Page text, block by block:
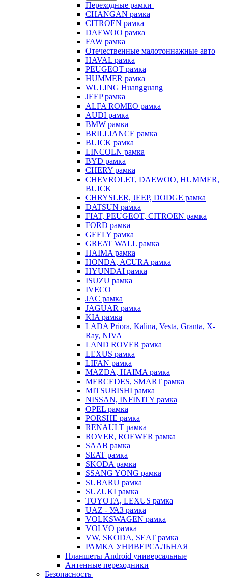
Переходные рамки
CHANGAN рамка
CITROEN рамка
DAEWOO рамка
FAW рамка
Отечественные малотоннажные авто
HAVAL рамка
PEUGEOT рамка
HUMMER рамка
WULING Huangguang
JEEP рамка
ALFA ROMEO рамка
AUDI рамка
BMW рамка
BRILLIANCE рамка
BUICK рамка
LINCOLN рамка
BYD рамка
CHERY рамка
CHEVROLET, DAEWOO, HUMMER,
BUICK
CHRYSLER, JEEP, DODGE рамка
DATSUN рамка
FIAT, PEUGEOT, CITROEN рамка
FORD рамка
GEELY рамка
GREAT WALL рамка
HAIMA рамка
HONDA, ACURA рамка
HYUNDAI рамка
ISUZU рамка
IVECO
JAC рамка
JAGUAR рамка
KIA рамка
LADA Priora, Kalina, Vesta, Granta, X-
Ray, NIVA
LAND ROVER рамка
LEXUS рамка
LIFAN рамка
MAZDA, HAIMA рамка
MERCEDES, SMART рамка
MITSUBISHI рамка
NISSAN, INFINITY рамка
OPEL рамка
PORSHE рамка
RENAULT рамка
ROVER, ROEWER рамка
SAAB рамка
SEAT рамка
SKODA рамка
SSANG YONG рамка
SUBARU рамка
SUZUKI рамка
TOYOTA, LEXUS рамка
UAZ - УАЗ рамка
VOLKSWAGEN рамка
VOLVO рамка
VW, SKODA, SEAT рамка
РАМКА УНИВЕРСАЛЬНАЯ
Планшеты Android универсальные
Антенные переходники
Безопасность